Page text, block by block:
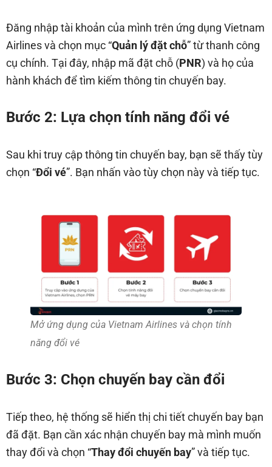
Đăng nhập tài khoản của mình trên ứng dụng Vietnam
Airlines và chọn mục “Quản lý đặt chỗ” từ thanh công
cụ chính. Tại đây, nhập mã đặt chỗ (PNR) và họ của
hành khách để tìm kiếm thông tin chuyến bay.
Bước 2: Lựa chọn tính năng đổi vé
Sau khi truy cập thông tin chuyến bay, bạn sẽ thấy tùy
chọn “Đổi vé”. Bạn nhấn vào tùy chọn này và tiếp tục.
Mở ứng dụng của Vietnam Airlines và chọn tính
năng đổi vé
Bước 3: Chọn chuyến bay cần đổi
Tiếp theo, hệ thống sẽ hiển thị chi tiết chuyến bay bạn
đã đặt. Bạn cần xác nhận chuyến bay mà mình muốn
thay đổi và chọn “Thay đổi chuyến bay” và tiếp tục.